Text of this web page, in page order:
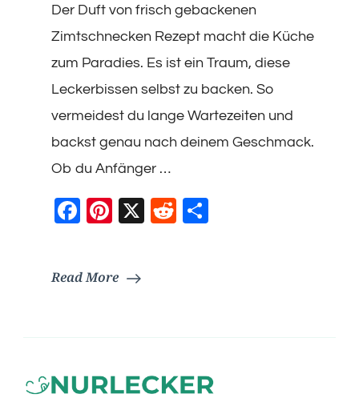
7
Geheimnisse
Für
Fluffigen
Der Duft von frisch gebackenen
Zimtschnecken Rezept macht die Küche
zum Paradies. Es ist ein Traum, diese
Leckerbissen selbst zu backen. So
vermeidest du lange Wartezeiten und
backst genau nach deinem Geschmack.
Ob du Anfänger …
Facebook
Pinterest
X Reddit
Read More